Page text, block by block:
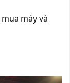
máy và